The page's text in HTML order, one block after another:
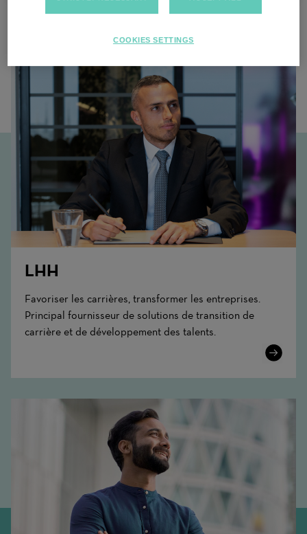
Contenu associé
LHH
Favoriser les carrières, transformer les entreprises.
Principal fournisseur de solutions de transition de
carrière et de développement des talents.
Learn
COOKIES SETTINGS